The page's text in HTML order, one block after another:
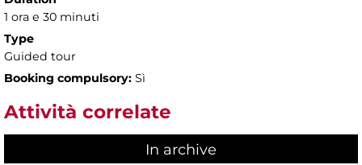
1 ora e 30 minuti
Type
Guided tour
Booking compulsory: Sì
Attività correlate
In archive